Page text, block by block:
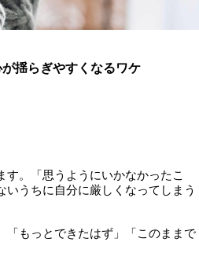
揺らぎやすくなるワケ
。「思うようにいかなかったこ
うちに自分に厳しくなってしまう
「もっとできたはず」「このままで